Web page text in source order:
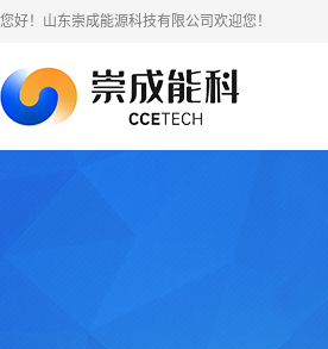
您好！山东崇成能源科技有限公司欢迎您！